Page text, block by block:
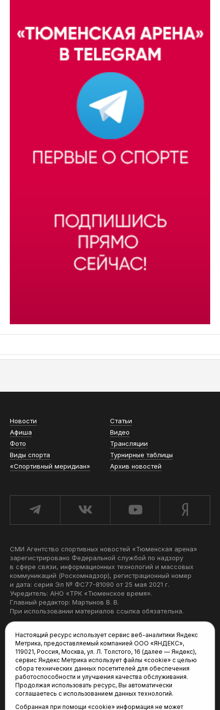
Новости
Статьи
Афиша
Видео
Фото
Трансляции
Виды спорта
Турнирные таблицы
«Спортивный меридиан»
Архив новостей
СМИ Агентство спортивных новостей «Тюменская арена»
зарегистрировано Федеральной службой по надзору
в сфере связи, информационных технологий и массовых
коммуникаций (Роскомнадзор), регистрационный номер
и дата: серия Эл № ФС77-81090 от 25 мая 2021 г.
Учредитель: АНО «ТРК «Тюменское время».
Главный редактор: Мартынов В. В.
При использовании материалов ссылка обязательна.
Редакция:
625035, Тюмень, пр. Геологоразведчиков, 28А
(3452) 68-22-28
tum-arena@mail.ru
Отдел продаж:
Настоящий ресурс использует сервис веб-аналитики Яндекс
Метрика, предоставляемый компанией ООО «ЯНДЕКС»,
119021, Россия, Москва, ул. Л. Толстого, 16 (далее — Яндекс),
сервис Яндекс Метрика использует файлы «cookie» с целью
сбора технических данных посетителей для обеспечения
работоспособности и улучшения качества обслуживания.
Продолжая использовать ресурс, Вы автоматически
соглашаетесь с использованием данных технологий.
Собранная при помощи «cookie» информация не может